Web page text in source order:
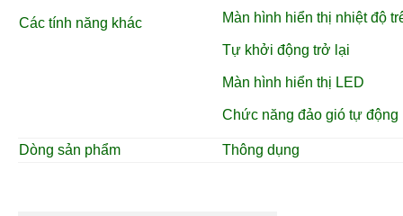
Các tính năng khác Màn hình hiển thị nhiệt độ
Tự khởi động trở lại
Màn hình hiển thị LED
Chức năng đảo gió tự động
Dòng sản phẩm Thông dụng